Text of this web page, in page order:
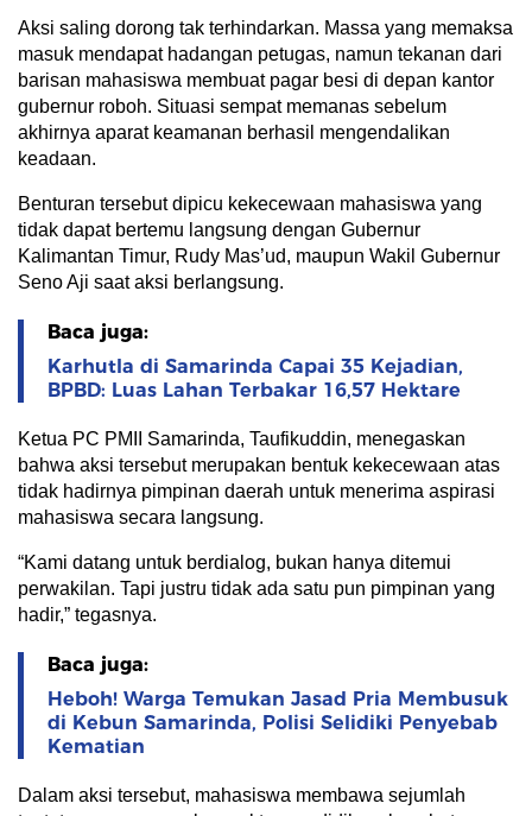
Aksi saling dorong tak terhindarkan. Massa yang memaksa
masuk mendapat hadangan petugas, namun tekanan dari
barisan mahasiswa membuat pagar besi di depan kantor
gubernur roboh. Situasi sempat memanas sebelum
akhirnya aparat keamanan berhasil mengendalikan
keadaan.
Benturan tersebut dipicu kekecewaan mahasiswa yang
tidak dapat bertemu langsung dengan Gubernur
Kalimantan Timur, Rudy Mas’ud, maupun Wakil Gubernur
Seno Aji saat aksi berlangsung.
Baca juga:
Karhutla di Samarinda Capai 35 Kejadian,
BPBD: Luas Lahan Terbakar 16,57 Hektare
Ketua PC PMII Samarinda, Taufikuddin, menegaskan
bahwa aksi tersebut merupakan bentuk kekecewaan atas
tidak hadirnya pimpinan daerah untuk menerima aspirasi
mahasiswa secara langsung.
“Kami datang untuk berdialog, bukan hanya ditemui
perwakilan. Tapi justru tidak ada satu pun pimpinan yang
hadir,” tegasnya.
Baca juga:
Heboh! Warga Temukan Jasad Pria Membusuk
di Kebun Samarinda, Polisi Selidiki Penyebab
Kematian
Dalam aksi tersebut, mahasiswa membawa sejumlah